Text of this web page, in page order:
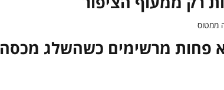
לא פחות מרשימים כשהשלג מכסה